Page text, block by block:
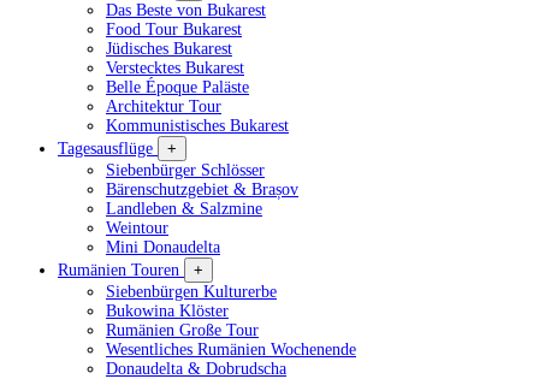
Das Beste von Bukarest
Food Tour Bukarest
Jüdisches Bukarest
Verstecktes Bukarest
Belle Époque Paläste
Architektur Tour
Kommunistisches Bukarest
Tagesausflüge
+
Siebenbürger Schlösser
Bärenschutzgebiet & Brașov
Landleben & Salzmine
Weintour
Mini Donaudelta
Rumänien Touren
+
Siebenbürgen Kulturerbe
Bukowina Klöster
Rumänien Große Tour
Wesentliches Rumänien Wochenende
Donaudelta & Dobrudscha